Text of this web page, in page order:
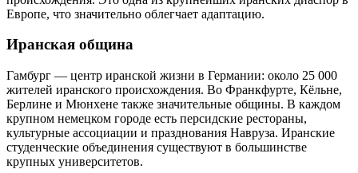
Европе, что значительно облегчает адаптацию.
Иранская община
Гамбург — центр иранской жизни в Германии: около 25 000
жителей иранского происхождения. Во Франкфурте, Кёльне,
Берлине и Мюнхене также значительные общины. В каждом
крупном немецком городе есть персидские рестораны,
культурные ассоциации и празднования Навруза. Иранские
студенческие объединения существуют в большинстве
крупных университетов.